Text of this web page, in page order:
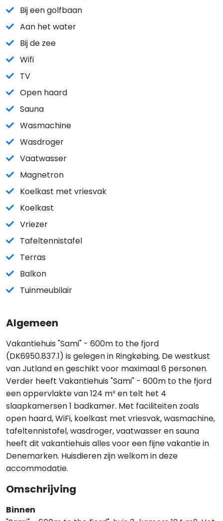
Bij een golfbaan
Aan het water
Bij de zee
Wifi
TV
Open haard
Sauna
Wasmachine
Wasdroger
Vaatwasser
Magnetron
Koelkast met vriesvak
Koelkast
Vriezer
Tafeltennistafel
Terras
Balkon
Tuinmeubilair
Algemeen
Vakantiehuis "Sami" - 600m to the fjord
(DK6950.837.1) is gelegen in Ringkøbing, De westkust
van Jutland en geschikt voor maximaal 6 personen.
Verder heeft Vakantiehuis "Sami" - 600m to the fjord
een oppervlakte van 124 m² en telt het 4
slaapkamersen 1 badkamer. Met faciliteiten zoals
open haard, WiFi, koelkast met vriesvak, wasmachine,
tafeltennistafel, wasdroger, vaatwasser en sauna
heeft dit vakantiehuis alles voor een fijne vakantie in
Denemarken. Huisdieren zijn welkom in deze
accommodatie.
Omschrijving
Binnen